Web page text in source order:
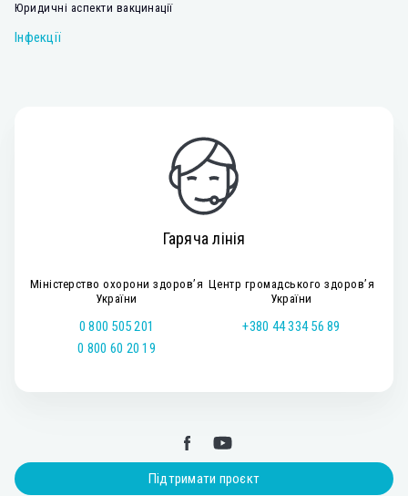
Юридичні аспекти вакцинації
Інфекції
Гаряча лінія
Міністерство охорони здоров’я
України
0 800 505 201
0 800 60 20 19
Центр громадського здоров’я
України
+380 44 334 56 89
Підтримати проєкт